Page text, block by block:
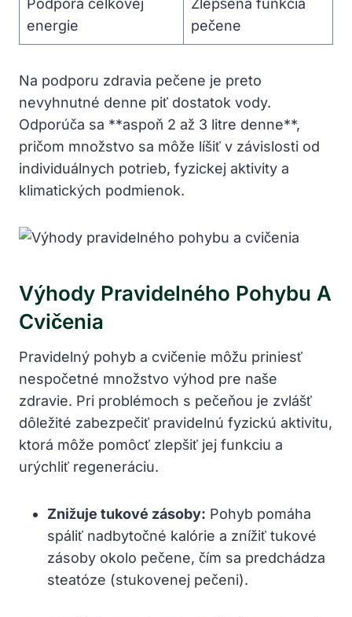
Podpora celkovej
energie
Zlepšená funkcia
pečene
Na podporu zdravia pečene je preto
nevyhnutné denne piť dostatok vody.
Odporúča sa **aspoň 2 až 3 litre denne**,
pričom množstvo sa môže líšiť v závislosti od
individuálnych potrieb, fyzickej aktivity a
klimatických podmienok.
Výhody Pravidelného Pohybu A
Cvičenia
Pravidelný pohyb a cvičenie môžu priniesť
nespočetné množstvo výhod pre naše
zdravie. Pri problémoch s pečeňou je zvlášť
dôležité zabezpečiť pravidelnú fyzickú aktivitu,
ktorá môže pomôcť zlepšiť jej funkciu a
urýchliť regeneráciu.
Znižuje tukové zásoby: Pohyb pomáha
spáliť nadbytočné kalórie a znížiť tukové
zásoby okolo pečene, čím sa predchádza
steatóze (stukovenej pečeni).